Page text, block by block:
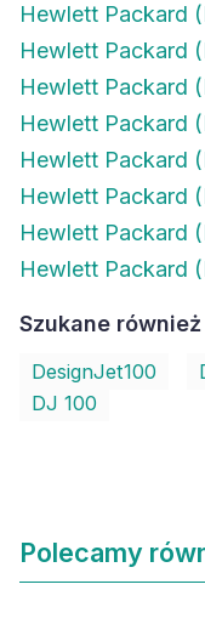
Hewlett Packard
Hewlett Packard
Hewlett Packard
Hewlett Packard
Hewlett Packard
Hewlett Packard
Hewlett Packard
Hewlett Packard
Szukane
DesignJet100
DJ 100
Polecamy